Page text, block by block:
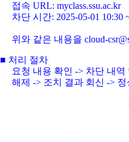
접속 URL: myclass.ssu.ac.kr
차단 시간: 2025-05-01 10:30
위와 같은 내용을 cloud-
■ 처리 절차
요청 내용 확인 -> 차단 내
해제 -> 조치 결과 회신 ->